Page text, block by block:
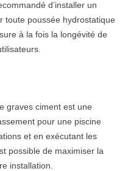
d’installer un
toute poussée hydrostatique
à la fois la longévité de
graves ciment est une
pour une piscine
et en exécutant les
possible de maximiser la
installation.